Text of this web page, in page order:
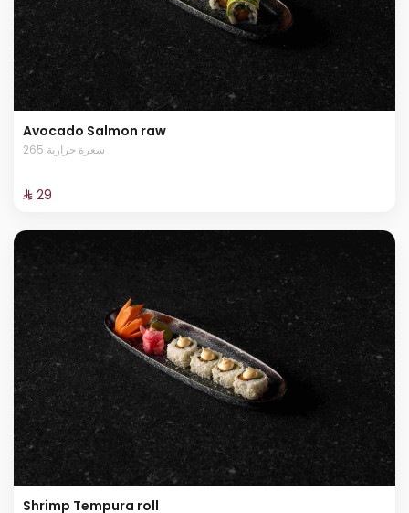
Avocado Salmon raw
265 سعرة حرارية
⁨⁦‪‬ 29⁩
Shrimp Tempura roll